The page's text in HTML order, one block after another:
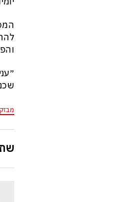
מבזק